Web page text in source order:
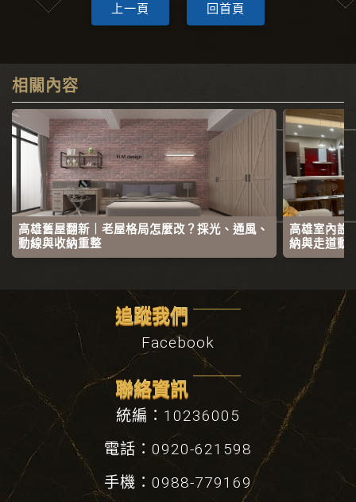
上一頁 回首頁
相關內容
高雄舊屋翻新｜老屋格局怎麼改？採光、通風、
動線與收納重整
高雄室內設
納與走道動
聯絡資訊
統編：10236005
電話：0920-621598
手機：0988-779169
追蹤我們
Facebook